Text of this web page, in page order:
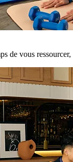
de vous